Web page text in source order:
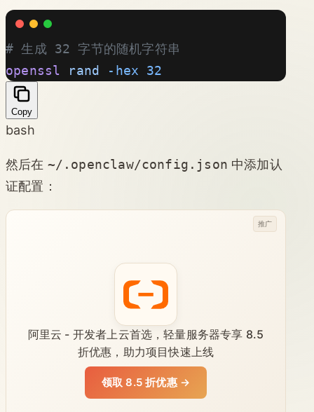
# 生成 32 字节的随机字符串
openssl
rand -hex 32
Copy
bash
然后在 ~/.openclaw/config.json 中添加认
证配置：
阿里云 - 开发者上云首选，轻量服务器专享 8.5
折优惠，助力项目快速上线
领取 8.5 折优惠 →
推广